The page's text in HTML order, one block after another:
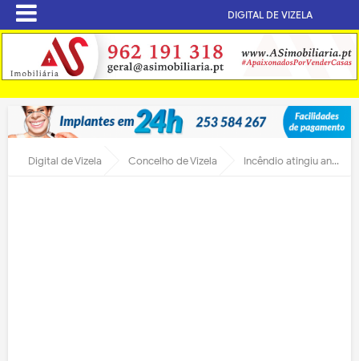
DIGITAL DE VIZELA
Digital de Vizela Concelho de Vizela Incêndio atingiu anexo de confeção em Santa Eulália